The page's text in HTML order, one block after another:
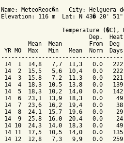
Name: MeteoReoc�n   City: Helguera
Elevation: 116 m  Lat: N 43� 20'
Temperature (�C),
Dep.
Mean  Mean        From  Deg
YR MO  Max   Min   Mean  Norm
14  1  14,8   7,7  11,3   0.0
14  2  15,5   5,6  10,4   0.0
14  3  15,8   7,2  11,3   0.0
14  4  18,3  10,5  13,8   0.0
14  5  18,3  10,2  14,0   0.0
14  6  23,1  13,9  18,3   0.0
14  7  23,6  16,2  19,4   0.0
14  8  24,1  15,7  19,6   0.0
14  9  25,8  16,0  20,4   0.0
14 10  24,3  14,0  18,3   0.0
14 11  17,5  10,5  14,0   0.0
14 12  12,8   7,3   9,9   0.0